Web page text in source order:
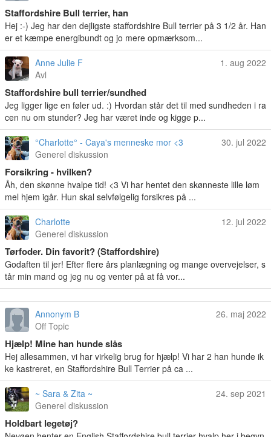
Staffordshire Bull terrier, han
Hej :-) Jeg har den dejligste staffordshire Bull terrier på 3 1/2 år. Han
er et kæmpe energibundt og jo mere opmærksom...
Anne Julie F
Avl
1. aug 2022
Staffordshire bull terrier/sundhed
Jeg ligger lige en føler ud. :) Hvordan står det til med sundheden i ra
cen nu om stunder? Jeg har været inde og kigge p...
°Charlotte° - Caya's menneske mor <3
Generel diskussion
30. jul 2022
Forsikring - hvilken?
Åh, den skønne hvalpe tid! <3 Vi har hentet den skønneste lille løm
mel hjem igår. Hun skal selvfølgelig forsikres på ...
Charlotte
Generel diskussion
12. jul 2022
Tørfoder. Din favorit? (Staffordshire)
Godaften til jer! Efter flere års planlægning og mange overvejelser, s
tår min mand og jeg nu og venter på at få vor...
Annonym B
Off Topic
26. maj 2022
Hjælp! Mine han hunde slås
Hej allesammen, vi har virkelig brug for hjælp! Vi har 2 han hunde ik
ke kastreret, en Staffordshire Bull Terrier på ca ...
~ Sara & Zita ~
Generel diskussion
24. sep 2021
Holdbart legetøj?